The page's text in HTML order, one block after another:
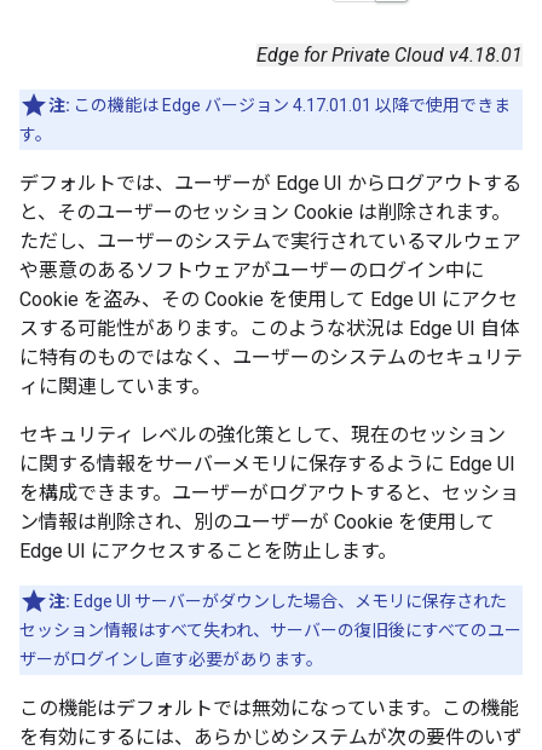
Edge for Private Cloud v4.18.01
注: この機能は Edge バージョン 4.17.01.01 以降で使用できま
す。
デフォルトでは、ユーザーが Edge UI からログアウトする
と、そのユーザーのセッション Cookie は削除されます。
ただし、ユーザーのシステムで実行されているマルウェア
や悪意のあるソフトウェアがユーザーのログイン中に
Cookie を盗み、その Cookie を使用して Edge UI にアクセ
スする可能性があります。このような状況は Edge UI 自体
に特有のものではなく、ユーザーのシステムのセキュリテ
ィに関連しています。
セキュリティ レベルの強化策として、現在のセッション
に関する情報をサーバーメモリに保存するように Edge UI
を構成できます。ユーザーがログアウトすると、セッショ
ン情報は削除され、別のユーザーが Cookie を使用して
Edge UI にアクセスすることを防止します。
注: Edge UI サーバーがダウンした場合、メモリに保存された
セッション情報はすべて失われ、サーバーの復旧後にすべてのユー
ザーがログインし直す必要があります。
この機能はデフォルトでは無効になっています。この機能
を有効にするには、あらかじめシステムが次の要件のいず